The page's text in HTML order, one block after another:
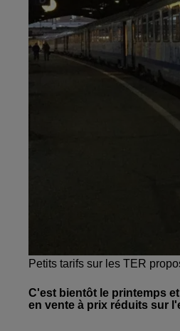
Petits tarifs sur les TER
C'est bientôt le printemps
en vente à prix réduits sur